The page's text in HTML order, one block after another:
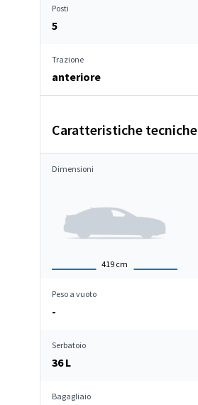
Posti
5
Trazione
anteriore
Caratteristiche tecniche
Dimensioni
419 cm
Peso a vuoto
-
Serbatoio
36 L
Bagagliaio